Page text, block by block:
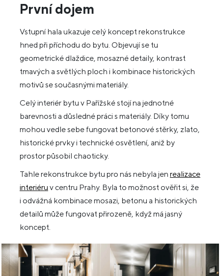
První dojem
Vstupní hala ukazuje celý koncept rekonstrukce
hned při příchodu do bytu. Objevují se tu
geometrické dlaždice, mosazné detaily, kontrast
tmavých a světlých ploch i kombinace historických
motivů se současnými materiály.
Celý interiér bytu v Pařížské stojí na jednotné
barevnosti a důsledné práci s materiály. Díky tomu
mohou vedle sebe fungovat betonové stěrky, zlato,
historické prvky i technické osvětlení, aniž by
prostor působil chaoticky.
Tahle rekonstrukce bytu pro nás nebyla jen realizace
interiéru v centru Prahy. Byla to možnost ověřit si, že
i odvážná kombinace mosazi, betonu a historických
detailů může fungovat přirozeně, když má jasný
koncept.